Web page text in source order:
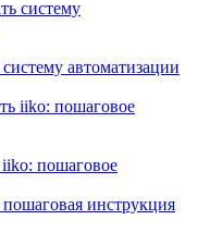
автоматизации
iiko: пошаговое